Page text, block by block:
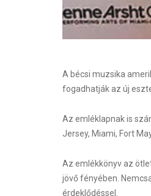
A bécsi muzsika
fogadhatják az új
Az emléklapnak is
Jersey, Miami, Fort
Az emlékkönyv az
jövő fényében.
érdeklődéssel.